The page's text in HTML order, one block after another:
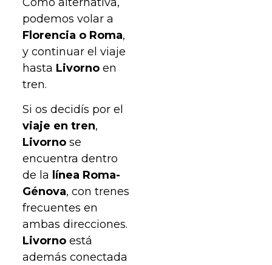
podemos volar a
Florencia o Roma,
y continuar el viaje
hasta Livorno en
tren.
Si os decidís por el
viaje en tren,
Livorno se
encuentra dentro
de la línea Roma-
Génova, con trenes
frecuentes en
ambas direcciones.
Livorno está
además conectada